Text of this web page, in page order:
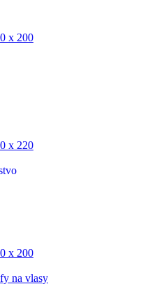
na vlasy
x 200
x 220
x 200